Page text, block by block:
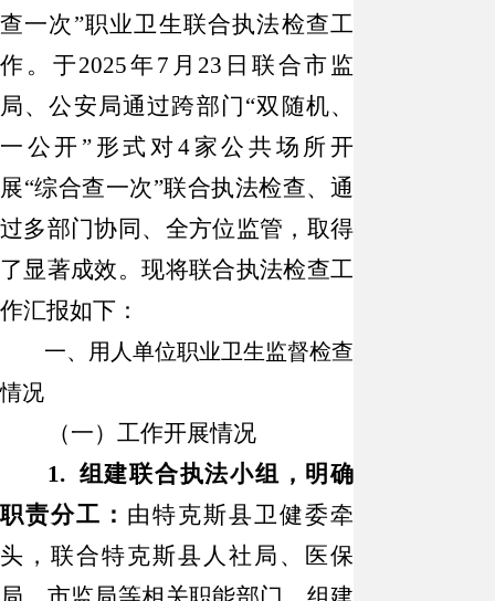
查一次”职业卫生联合执法检查工
作。于2025年7月23日联合市监
局、公安局通过跨部门“双随机、
一公开”形式对4家公共场所开
展“综合查一次”联合执法检查、通
过多部门协同、全方位监管，取得
了显著成效。现将联合执法检查工
作汇报如下：
一、 用人单位职业卫生监督检查
情况
（一）工作开展情况
1. 组建联合执法小组，明确
职责分工： 由特克斯县卫健委牵
头，联合特克斯县人社局、医保